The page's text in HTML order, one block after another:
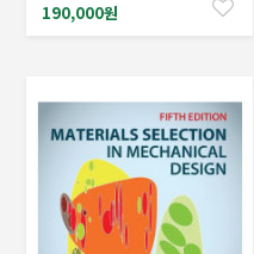
190,000원